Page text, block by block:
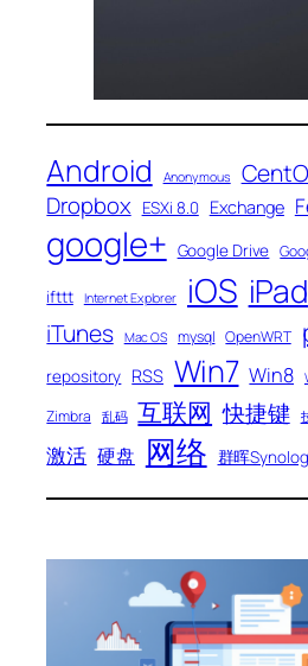
Android Anonymous
Dropbox ESXi 8.0 Exchange
google+ Google Drive
ifttt Internet Explorer iOS iPad
iTunes Mac OS mysql OpenWRT
repository RSS Win7 Win8
Zimbra 乱码 互联网 快捷键
激活 硬盘 网络 群晖